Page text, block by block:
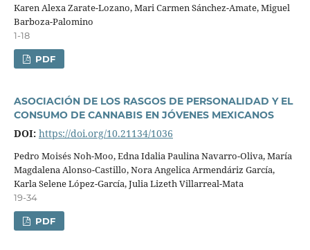
Karen Alexa Zarate-Lozano, Mari Carmen Sánchez-Amate, Miguel
Barboza-Palomino
1-18
PDF
ASOCIACIÓN DE LOS RASGOS DE PERSONALIDAD Y EL
CONSUMO DE CANNABIS EN JÓVENES MEXICANOS
DOI: https://doi.org/10.21134/1036
Pedro Moisés Noh-Moo, Edna Idalia Paulina Navarro-Oliva, Marí­a
Magdalena Alonso-Castillo, Nora Angelica Armendáriz Garcí­a,
Karla Selene López-Garcí­a, Julia Lizeth Villarreal-Mata
19-34
PDF